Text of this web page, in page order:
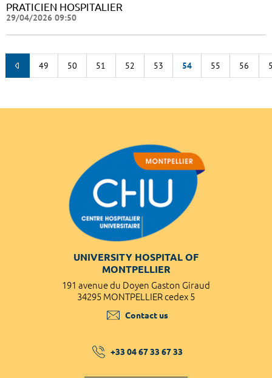
PRATICIEN HOSPITALIER
29/04/2026 09:50
49 50 51 52 53 54 55 56
UNIVERSITY HOSPITAL OF
MONTPELLIER
191 avenue du Doyen Gaston Giraud
34295 MONTPELLIER cedex 5
Contact us
+33 04 67 33 67 33